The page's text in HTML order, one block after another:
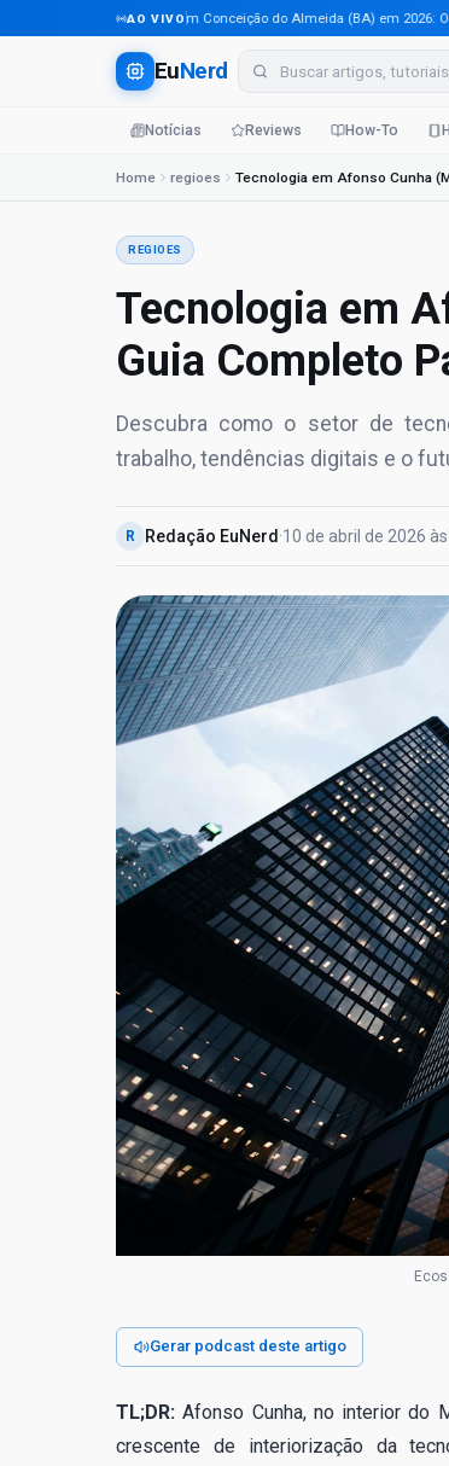
AO VIVO
Tecnologia em Conceição do Almeida (BA) em 2026: O
EuNerd
Notícias Reviews How-To
Home regioes
REGIOES
Tecnologia em
Guia Completo
Descubra como o setor de
trabalho, tendências digitais e o
R Redação EuNerd ·10 de abril de 2026 às
Gerar podcast deste artigo
TL;DR: Afonso Cunha, no interior do
crescente de interiorização da